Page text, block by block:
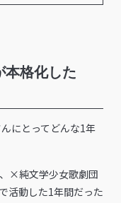
本格化した
んにとってどんな1年
×純文学少女歌劇団
活動した1年間だった